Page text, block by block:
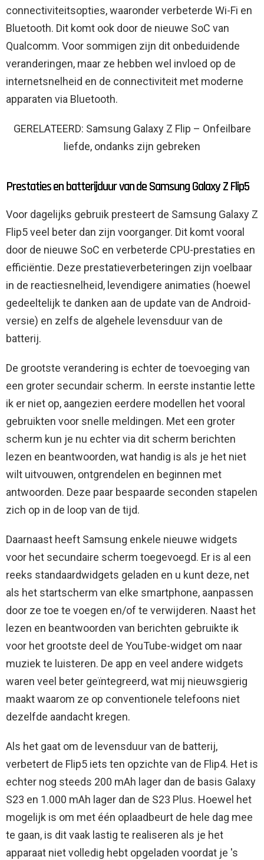
connectiviteitsopties, waaronder verbeterde Wi-Fi en
Bluetooth. Dit komt ook door de nieuwe SoC van
Qualcomm. Voor sommigen zijn dit onbeduidende
veranderingen, maar ze hebben wel invloed op de
internetsnelheid en de connectiviteit met moderne
apparaten via Bluetooth.
GERELATEERD: Samsung Galaxy Z Flip – Onfeilbare
liefde, ondanks zijn gebreken
Prestaties en batterijduur van de Samsung Galaxy Z Flip5
Voor dagelijks gebruik presteert de Samsung Galaxy Z
Flip5 veel beter dan zijn voorganger. Dit komt vooral
door de nieuwe SoC en verbeterde CPU-prestaties en
efficiëntie. Deze prestatieverbeteringen zijn voelbaar
in de reactiesnelheid, levendigere animaties (hoewel
gedeeltelijk te danken aan de update van de Android-
versie) en zelfs de algehele levensduur van de
batterij.
De grootste verandering is echter de toevoeging van
een groter secundair scherm. In eerste instantie lette
ik er niet op, aangezien eerdere modellen het vooral
gebruikten voor snelle meldingen. Met een groter
scherm kun je nu echter via dit scherm berichten
lezen en beantwoorden, wat handig is als je het niet
wilt uitvouwen, ontgrendelen en beginnen met
antwoorden. Deze paar bespaarde seconden stapelen
zich op in de loop van de tijd.
Daarnaast heeft Samsung enkele nieuwe widgets
voor het secundaire scherm toegevoegd. Er is al een
reeks standaardwidgets geladen en u kunt deze, net
als het startscherm van elke smartphone, aanpassen
door ze toe te voegen en/of te verwijderen. Naast het
lezen en beantwoorden van berichten gebruikte ik
voor het grootste deel de YouTube-widget om naar
muziek te luisteren. De app en veel andere widgets
waren veel beter geïntegreerd, wat mij nieuwsgierig
maakt waarom ze op conventionele telefoons niet
dezelfde aandacht kregen.
Als het gaat om de levensduur van de batterij,
verbetert de Flip5 iets ten opzichte van de Flip4. Het is
echter nog steeds 200 mAh lager dan de basis Galaxy
S23 en 1.000 mAh lager dan de S23 Plus. Hoewel het
mogelijk is om met één oplaadbeurt de hele dag mee
te gaan, is dit vaak lastig te realiseren als je het
apparaat niet volledig hebt opgeladen voordat je 's